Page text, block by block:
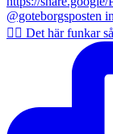
✍🏼 Det här funkar